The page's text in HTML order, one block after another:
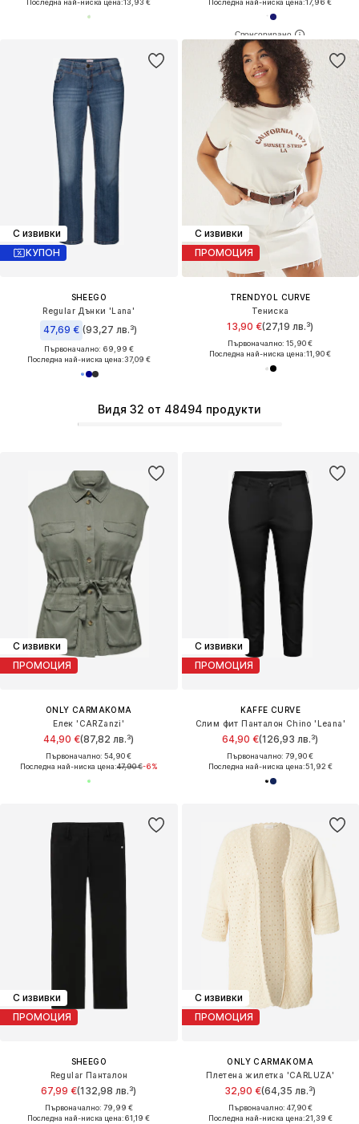
Последна най-ниска цена:13,93 € Последна най-ниска цена:17,96 €
С извивки
КУПОН
SHEEGO
Regular Дънки 'Lana'
47,69 € (93,27 лв.³)
Първоначално: 69,99 €
Последна най-ниска цена:37,09 €
С извивки
ПРОМОЦИЯ
TRENDYOL CURVE
Тениска
13,90 €(27,19 лв.³)
Първоначално: 15,90 €
Последна най-ниска цена:11,90 €
С извивки
ПРОМОЦИЯ
ONLY CARMAKOMA
Елек 'CARZanzi'
44,90 €(87,82 лв.³)
Първоначално: 54,90 €
Последна най-ниска цена:47,90 €-6%
С извивки
ПРОМОЦИЯ
KAFFE CURVE
Слим фит Панталон Chino 'Leana'
64,90 €(126,93 лв.³)
Първоначално: 79,90 €
Последна най-ниска цена:51,92 €
С извивки
ПРОМОЦИЯ
SHEEGO
Regular Панталон
67,99 €(132,98 лв.³)
Първоначално: 79,99 €
Последна най-ниска цена:61,19 €
Видя 32 от 48494 продукти
С извивки
ПРОМОЦИЯ
ONLY CARMAKOMA
Плетена жилетка 'CARLUZA'
32,90 €(64,35 лв.³)
Първоначално: 47,90 €
Последна най-ниска цена:21,39 €